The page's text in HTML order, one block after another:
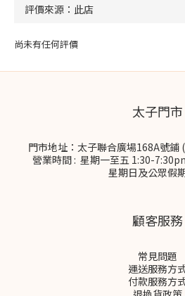
尚未有任何評價
太子門市
門市地址：太子聯合廣場168A號鋪
營業時間 : 星期一至五 1:30-
星期日及公眾假
顧客服務
常見問題
運送服務方
付款服務方